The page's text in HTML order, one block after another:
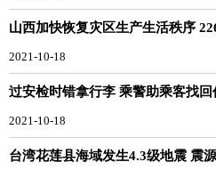
山西加快恢复灾区生产生活秩序
2021-10-18
过安检时错拿行李 乘警助乘客找
2021-10-18
台湾花莲县海域发生4.3级地震 震